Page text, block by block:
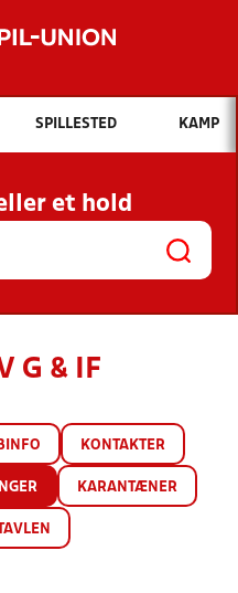
Hvad vil du søge efter?
OG NYHEDER
KLUBBER OG
SPILLESTED KAMP
et hold
G & IF
KONTAKTER
KARANTÆNER